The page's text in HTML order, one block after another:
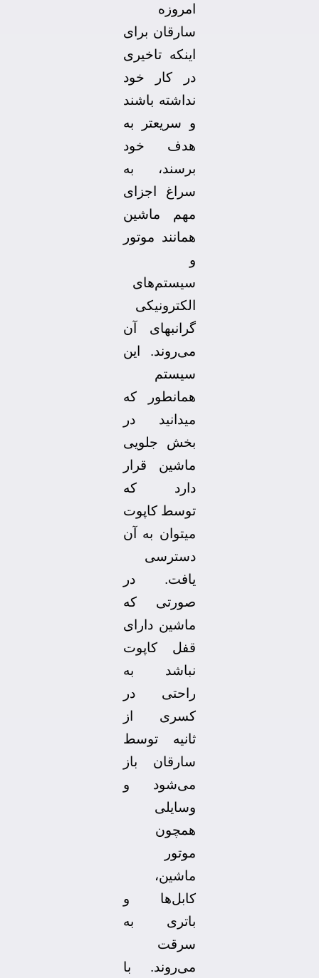
امروزه
سارقان برای
اینکه تاخیری
در کار خود
نداشته باشند
و سریعتر به
هدف خود
برسند، به
سراغ اجزای
مهم ماشین
همانند موتور
و
سیستم‌های
الکترونیکی
گرانبهای آن
می‌روند. این
سیستم
همانطور که
میدانید در
بخش جلویی
ماشین قرار
دارد که
توسط کاپوت
میتوان به آن
دسترسی
یافت. در
صورتی که
ماشین دارای
قفل کاپوت
نباشد به
راحتی در
کسری از
ثانیه توسط
سارقان باز
می‌شود و
وسایلی
همچون
موتور
ماشین،
کابل‌ها و
باتری به
سرقت
می‌روند. با